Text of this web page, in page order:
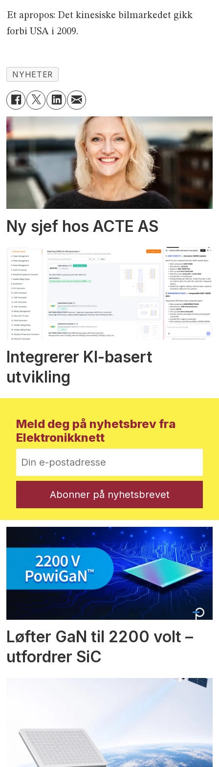
Et apropos: Det kinesiske bilmarkedet gikk
forbi USA i 2009.
NYHETER
Ny sjef hos ACTE AS
Integrerer KI-basert
utvikling
Meld deg på nyhetsbrev fra
Elektronikknett
Løfter GaN til 2200 volt –
utfordrer SiC